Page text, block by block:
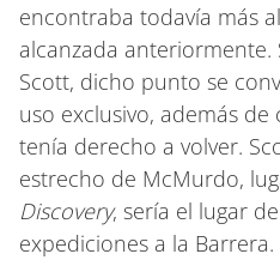
encontraba todavía más
alcanzada anteriormente.
Scott, dicho punto se
uso exclusivo, además
tenía derecho a volver.
estrecho de McMurdo,
Discovery, sería el lugar
expediciones a la